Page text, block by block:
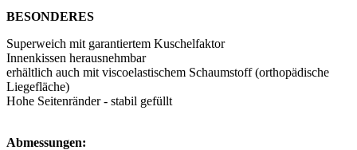
BESONDERES
Superweich mit garantiertem Kuschelfaktor
Innenkissen herausnehmbar
erhältlich auch mit viscoelastischem Schaumstoff (orthopädische
Liegefläche)
Hohe Seitenränder - stabil gefüllt
Abmessungen: